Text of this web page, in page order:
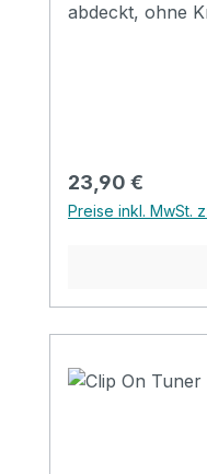
abdeckt, ohne
Regulärer Preis:
23,90 €
Preise inkl. MwSt.